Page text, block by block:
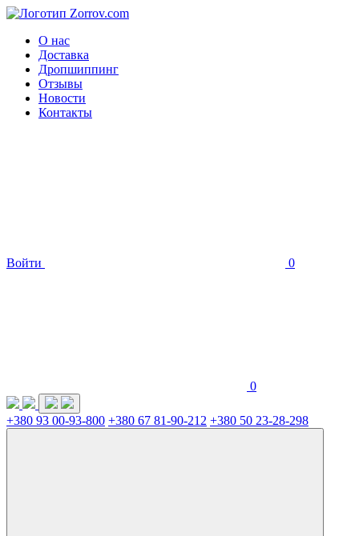
О нас
Доставка
Дропшиппинг
Отзывы
Новости
Контакты
Войти 0
0
+380 93 00-93-800 +380 67 81-90-212 +380 50 23-28-298